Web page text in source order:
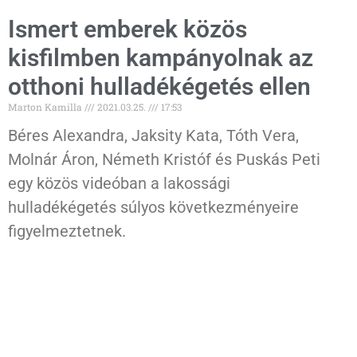
Ismert emberek közös
kisfilmben kampányolnak az
otthoni hulladékégetés ellen
Marton Kamilla 2021.03.25. 17:53
Béres Alexandra, Jaksity Kata, Tóth Vera,
Molnár Áron, Németh Kristóf és Puskás Peti
egy közös videóban a lakossági
hulladékégetés súlyos következményeire
figyelmeztetnek.